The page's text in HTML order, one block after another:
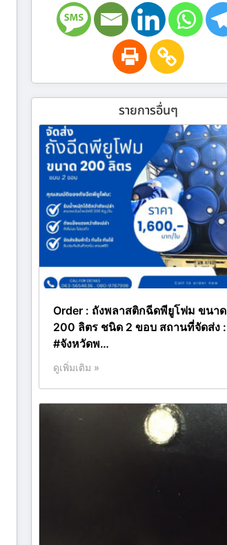
รายการอื่นๆ
Order : ถังพลาสติกฉีดพียูโฟม ขนาด
200 ลิตร ชนิด 2 ขอบ สถานที่จัดส่ง :
#จังหวัดพ…
ดูเพิ่มเติม »